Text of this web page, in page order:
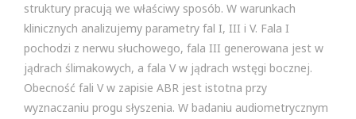
struktury pracują we właściwy sposób. W warunkach
klinicznych analizujemy parametry fal I, III i V. Fala I
pochodzi z nerwu słuchowego, fala III generowana jest w
jądrach ślimakowych, a fala V w jądrach wstęgi bocznej.
Obecność fali V w zapisie ABR jest istotna przy
wyznaczaniu progu słyszenia. W badaniu audiometrycznym